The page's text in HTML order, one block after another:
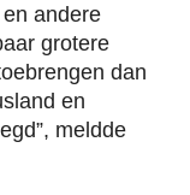
andere
grotere
dan
en
meldde